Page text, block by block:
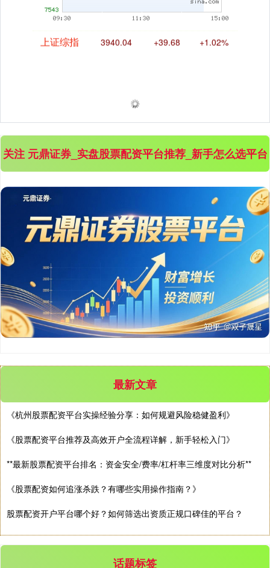
深证成指 14311.01 +200.89 +1.42%
沪深300 4694.44 +43.13 +0.93%
北证50 1134.24 +11.37 +1.01%
3563.12 +47.56
关注 元鼎证券_实盘股票配资平台推荐_新手怎么选平台
最新文章
《杭州股票配资平台实操经验分享：如何规避风险稳健盈利》
《股票配资平台推荐及高效开户全流程详解，新手轻松入门》
**最新股票配资平台排名：资金安全/费率/杠杆率三维度对比分析**
《股票配资如何追涨杀跌？有哪些实用操作指南？》
股票配资开户平台哪个好？如何筛选出资质正规口碑佳的平台？
话题标签